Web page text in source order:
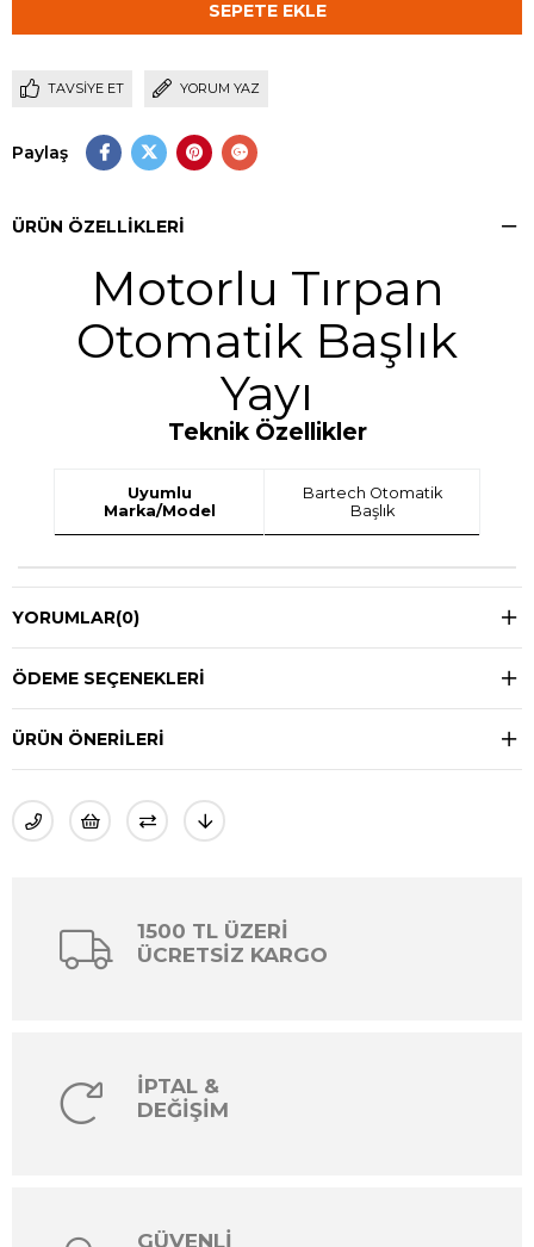
TAVSIYE ET YORUM YAZ
Paylaş
ÜRÜN ÖZELLIKLERI
Motorlu Tırpan
Otomatik Başlık
Yayı
Teknik Özellikler
Uyumlu
Marka/Model
Bartech Otomatik
Başlık
YORUMLAR(0)
ÖDEME SEÇENEKLERI
ÜRÜN ÖNERILERI
1500 TL ÜZERİ
ÜCRETSİZ KARGO
İPTAL &
DEĞİŞİM
GÜVENLİ